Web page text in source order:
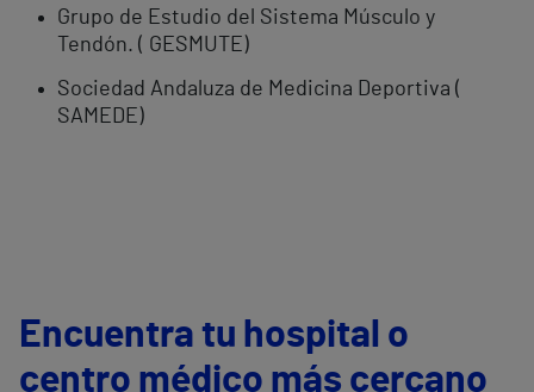
Grupo de Estudio del Sistema Músculo y
Tendón. ( GESMUTE)
Sociedad Andaluza de Medicina Deportiva (
SAMEDE)
Encuentra tu hospital o
centro médico más cercano